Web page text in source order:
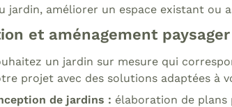
jardin, améliorer un espace existant ou
et aménagement
un jardin sur mesure qui
projet avec des solutions adaptées à
de jardins : élaboration de plans